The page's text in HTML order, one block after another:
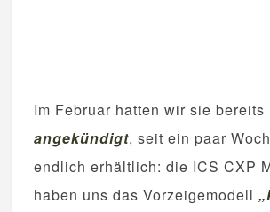
Im Februar hatten wir sie bereits
angekündigt, seit ein paar
endlich erhältlich: die ICS CXP
haben uns das Vorzeigemodell